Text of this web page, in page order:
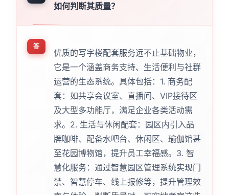
如何判断其质量？
答
优质的写字楼配套服务远不止基础物业，
它是一个涵盖商务支持、生活便利与社群
运营的生态系统。具体包括：1. 商务配
套：如共享会议室、直播间、VIP接待区
及大型多功能厅，满足企业各类活动需
求。2. 生活与休闲配套：园区内引入品
牌咖啡、配备水吧台、休闲区、瑜伽馆甚
至花园博物馆，提升员工幸福感。3. 智
慧化服务：通过智慧园区管理系统实现门
禁、智慧停车、线上报修等，提升管理效